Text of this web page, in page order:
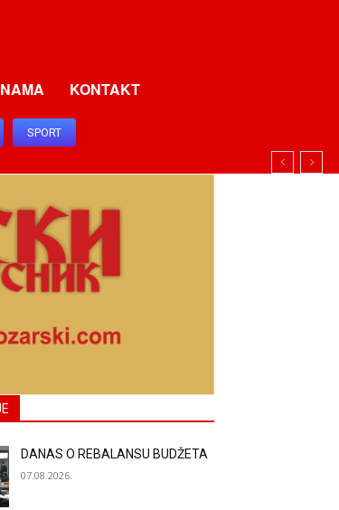
KONTAKT
SPORT
DANAS O REBALANSU BUDŽETA
07.08.2026.